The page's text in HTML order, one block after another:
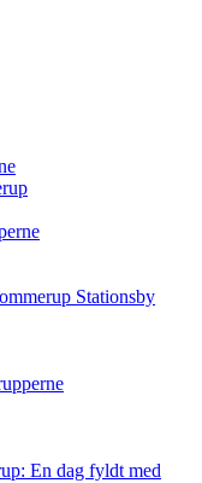
Stationsby
En dag fyldt med